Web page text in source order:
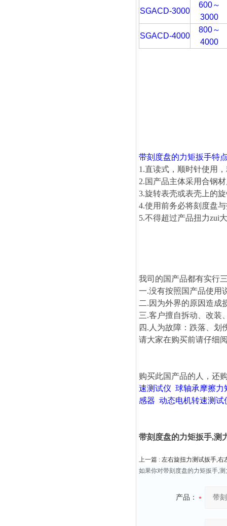
SGACD-3000
600～
3000
SGACD-4000
800～
4000
带刻度盘的力矩扳手特
1.直读式，顺时针使用
2.国产品主体采用合钢
3.旋转表壳或表壳上的
4.使用前务必将刻度盘
5.不得超过产品扭力zui
我司的国产品都有实行
一.没有按照国产品使用
二.因为外界的原因造成
三.客户擅自拆动、改装
四.人为故障：跌落、划
请大家在购买前请仔细
购买此国产品的人，还
速测试仪 球轴承摩擦力
感器 动态电机转速测试
带刻度盘的力矩扳手,测
上一篇 : 左右旋扭力测试扳手,右
如果你对带刻度盘的力矩扳手,
产品：